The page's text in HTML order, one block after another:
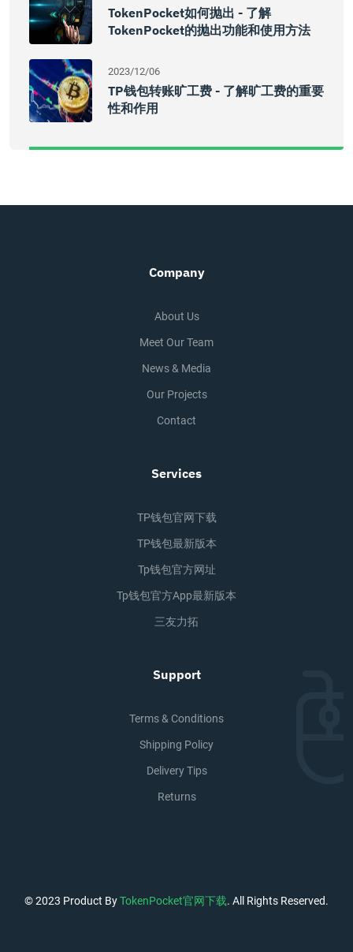
TokenPocket如何抛出 - 了解
TokenPocket的抛出功能和使用方法
2023/12/06
TP钱包转账旷工费 - 了解旷工费的重要
性和作用
Company
About Us
Meet Our Team
News & Media
Our Projects
Contact
Services
TP钱包官网下载
TP钱包最新版本
Tp钱包官方网址
Tp钱包官方app最新版本
三友力拓
Support
Terms & Conditions
Shipping Policy
Delivery Tips
Returns
© 2023 Product ByTokenPocket官网下载. All Rights Reserved.